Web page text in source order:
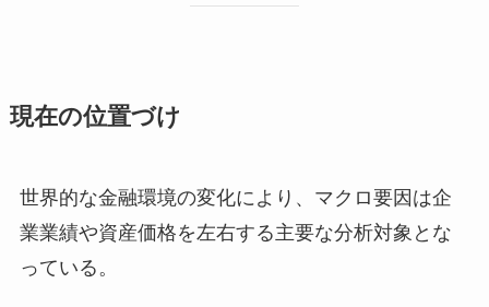
現在の位置づけ
世界的な金融環境の変化により、マクロ要因は企
業業績や資産価格を左右する主要な分析対象とな
っている。